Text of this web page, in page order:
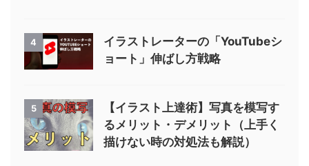
4
イラストレーターの「YouTubeシ
ョート」伸ばし方戦略
5
【イラスト上達術】写真を模写す
るメリット・デメリット（上手く
描けない時の対処法も解説）